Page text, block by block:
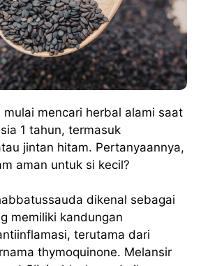
mulai mencari herbal alami saat
1 tahun, termasuk
jintan hitam. Pertanyaannya,
aman untuk si kecil?
dikenal sebagai
memiliki kandungan
terutama dari
thymoquinone. Melansir